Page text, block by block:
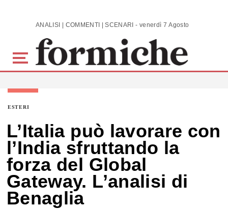
Skip to main content ANALISI | COMMENTI | SCENARI - venerdì 7 Agosto 2026
ESTERI
L’Italia può lavorare con
l’India sfruttando la
forza del Global
Gateway. L’analisi di
Benaglia